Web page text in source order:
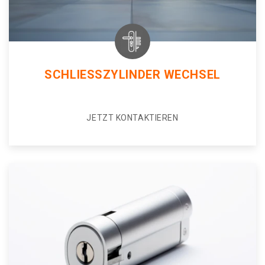
SCHLIESSZYLINDER WECHSEL
JETZT KONTAKTIEREN